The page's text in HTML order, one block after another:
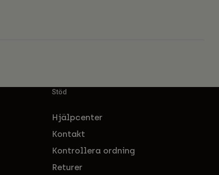
Stöd
Hjälpcenter
Kontakt
Kontrollera ordning
Returer